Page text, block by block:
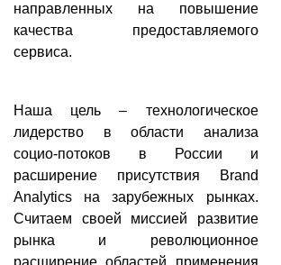
направленных на повышение
качества предоставляемого
сервиса.
Наша цель – технологическое
лидерство в области анализа
социо-потоков в России и
расширение присутствия Brand
Analytics на зарубежных рынках.
Считаем своей миссией развитие
рынка и революционное
расширение областей применения